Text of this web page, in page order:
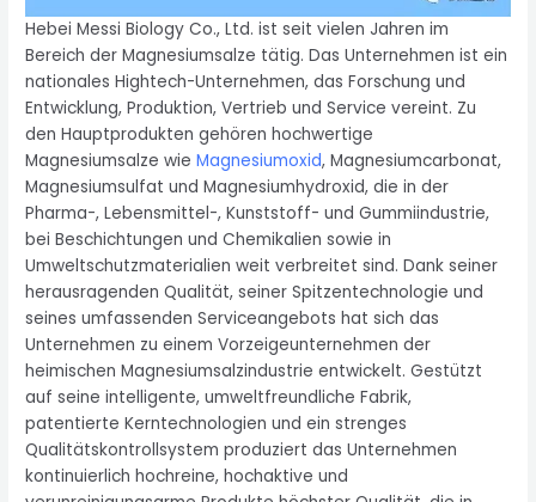
Hebei Messi Biology Co., Ltd. ist seit vielen Jahren im
Bereich der Magnesiumsalze tätig. Das Unternehmen ist ein
nationales Hightech-Unternehmen, das Forschung und
Entwicklung, Produktion, Vertrieb und Service vereint. Zu
den Hauptprodukten gehören hochwertige
Magnesiumsalze wieMagnesiumoxid, Magnesiumcarbonat,
Magnesiumsulfat und Magnesiumhydroxid, die in der
Pharma-, Lebensmittel-, Kunststoff- und Gummiindustrie,
bei Beschichtungen und Chemikalien sowie in
Umweltschutzmaterialien weit verbreitet sind. Dank seiner
herausragenden Qualität, seiner Spitzentechnologie und
seines umfassenden Serviceangebots hat sich das
Unternehmen zu einem Vorzeigeunternehmen der
heimischen Magnesiumsalzindustrie entwickelt. Gestützt
auf seine intelligente, umweltfreundliche Fabrik,
patentierte Kerntechnologien und ein strenges
Qualitätskontrollsystem produziert das Unternehmen
kontinuierlich hochreine, hochaktive und